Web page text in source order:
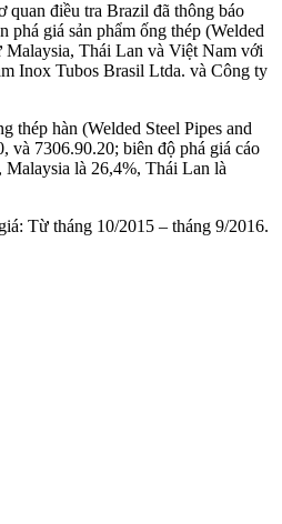
quan điều tra Brazil đã thông báo
phá giá sản phẩm ống thép (Welded
Malaysia, Thái Lan và Việt Nam với
Inox Tubos Brasil Ltda. và Công ty
thép hàn (Welded Steel Pipes and
và 7306.90.20; biên độ phá giá cáo
là 26,4%, Thái Lan là
Từ tháng 10/2015 – tháng 9/2016.